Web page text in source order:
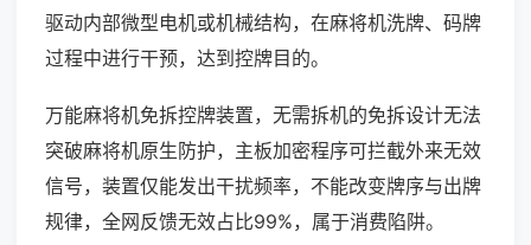
驱动内部微型电机或机械结构，在麻将机洗牌、码牌
过程中进行干预，达到控牌目的。
万能麻将机免拆控牌装置，无需拆机的免拆设计无法
突破麻将机原生防护，主板加密程序可拦截外来无效
信号，装置仅能发出干扰频率，不能改变牌序与出牌
规律，全网反馈无效占比99%，属于消费陷阱。